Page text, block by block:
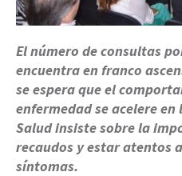
El número de consultas
encuentra en franco
se espera que el
enfermedad se acelere
Salud insiste sobre la
recaudos y estar atentos
síntomas.